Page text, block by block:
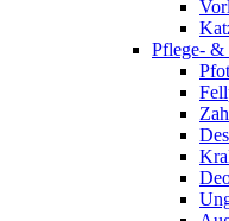
Pflege- &